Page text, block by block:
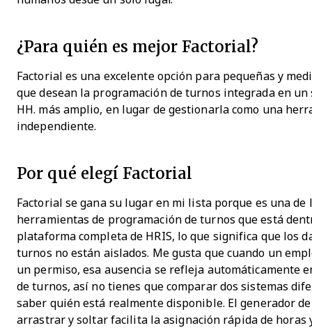
¿Para quién es mejor Factorial?
Factorial es una excelente opción para pequeñas y
que desean la programación de turnos integrada en un
HH. más amplio, en lugar de gestionarla como una
independiente.
Por qué elegí Factorial
Factorial se gana su lugar en mi lista porque es una de
herramientas de programación de turnos que está
plataforma completa de HRIS, lo que significa que los
turnos no están aislados. Me gusta que cuando un
un permiso, esa ausencia se refleja automáticamente
de turnos, así no tienes que comparar dos sistemas
saber quién está realmente disponible. El generador
arrastrar y soltar facilita la asignación rápida de horas